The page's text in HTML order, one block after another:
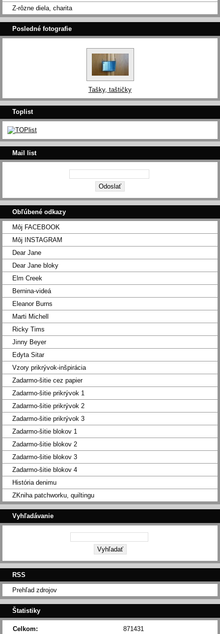
Z-rôzne diela, charita
Posledné fotografie
Tašky, taštičky
Toplist
Mail list
Obľúbené odkazy
Môj FACEBOOK
Môj INSTAGRAM
Dear Jane
Dear Jane bloky
Elm Creek
Bernina-videá
Eleanor Burns
Marti Michell
Ricky Tims
Jinny Beyer
Edyta Sitar
Vzory prikrývok-inšpirácia
Zadarmo-šitie cez papier
Zadarmo-šitie prikrývok 1
Zadarmo-šitie prikrývok 2
Zadarmo-šitie prikrývok 3
Zadarmo-šitie blokov 1
Zadarmo-šitie blokov 2
Zadarmo-šitie blokov 3
Zadarmo-šitie blokov 4
História denimu
ZKniha patchworku, quiltingu
Vyhľadávanie
RSS
Prehľad zdrojov
Štatistiky
Celkom: 871431